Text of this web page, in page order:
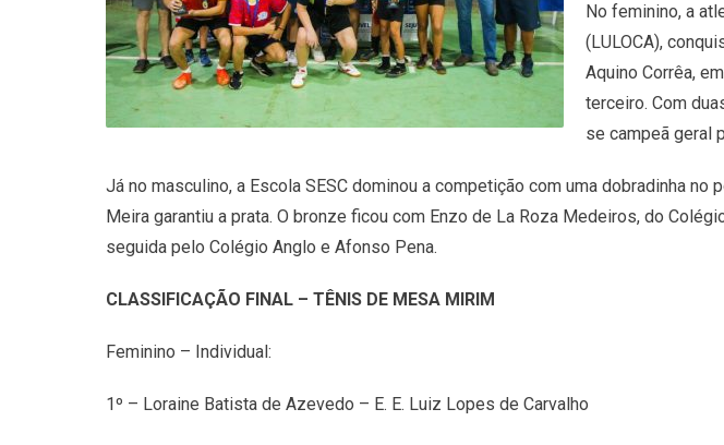
No feminino, a
(LULOCA),
Aquino Corrêa,
terceiro. Com
se campeã geral
Já no masculino, a Escola SESC dominou a competição com uma dobradinha
Meira garantiu a prata. O bronze ficou com Enzo de La Roza Medeiros, do
seguida pelo Colégio Anglo e Afonso Pena.
CLASSIFICAÇÃO FINAL – TÊNIS DE MESA MIRIM
Feminino – Individual:
1º – Loraine Batista de Azevedo – E. E. Luiz Lopes de Carvalho